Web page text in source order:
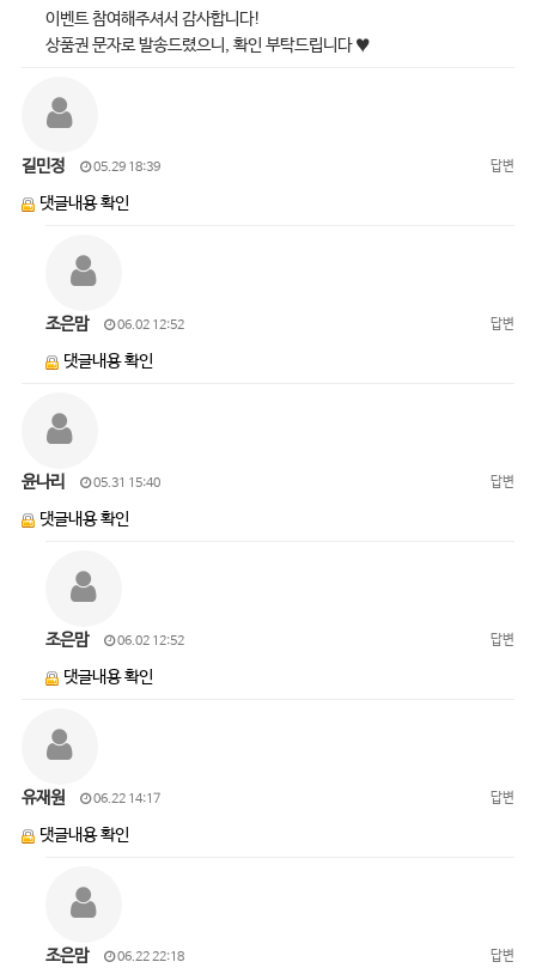
이벤트 참여해주셔서 감사합니다!
상품권 문자로 발송드렸으니, 확인 부탁드립니다 ♥
길민정 05.29 18:39 답변
댓글내용 확인
조은맘 06.02 12:52 답변
댓글내용 확인
윤나리 05.31 15:40 답변
댓글내용 확인
조은맘 06.02 12:52 답변
댓글내용 확인
유재원 06.22 14:17 답변
댓글내용 확인
조은맘 06.22 22:18 답변